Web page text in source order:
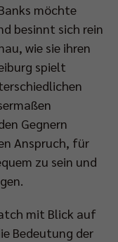
möchte
besinnt sich rein
wie sie ihren
spielt
Gegnern
Anspruch, für
zu sein und
mit Blick auf
Bedeutung der